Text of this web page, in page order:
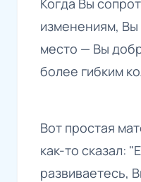
изменениям,
место — Вы
более гибким
Вот простая
как-то сказал:
развиваетесь,